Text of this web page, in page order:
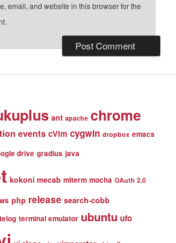
email, and website in this browser for the
ant apache chrome
events cVim cygwin dropbox emacs
drive gradius java
kokoni mecab mlterm mocha OAuth 2.0
php release search-cobb
terminal emulator ubuntu ufo